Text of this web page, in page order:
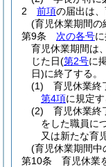
2
前項の届出は
(育児休業期間の
第9条
次の各号
育児休業期間は、
じた日(第2号に
日)に終了する。
(1)
育児休業終
第4項に規定
(2)
育児休業終
をした職員に
又は新たな育
(育児休業期間中
第10条
育児休業